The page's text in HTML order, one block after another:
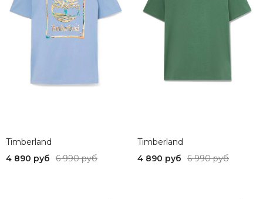
Timberland
4 890 руб
6 990 руб
Timberland
4 890 руб
6 990 руб